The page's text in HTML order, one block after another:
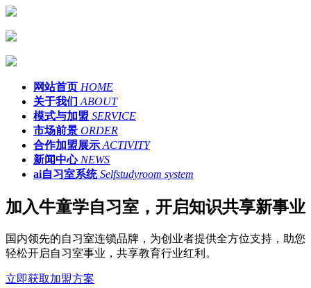
网站首页 HOME
关于我们 ABOUT
模式与加盟 SERVICE
市场前景 ORDER
合作加盟展示 ACTIVITY
新闻中心 NEWS
ai自习室系统 Selfstudyroom system
加入牛童学自习室，开启知识共享新事业
国内领先的自习室连锁品牌，为创业者提供全方位支持，助您
轻松开启自习室事业，共享教育行业红利。
立即获取加盟方案